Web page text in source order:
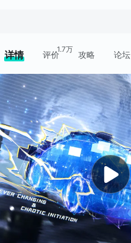
详情 评价
1.7万
攻略 论坛